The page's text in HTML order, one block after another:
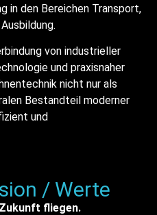
in den Bereichen Transport,
von industrieller
und praxisnaher
nicht nur als
Bestandteil moderner
und
/ Werte
fliegen.